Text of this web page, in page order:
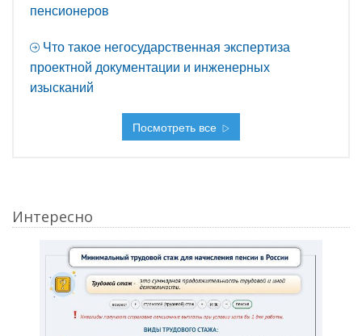
пенсионеров
Что такое негосударственная экспертиза
проектной документации и инженерных
изысканий
Посмотреть все
Интересно